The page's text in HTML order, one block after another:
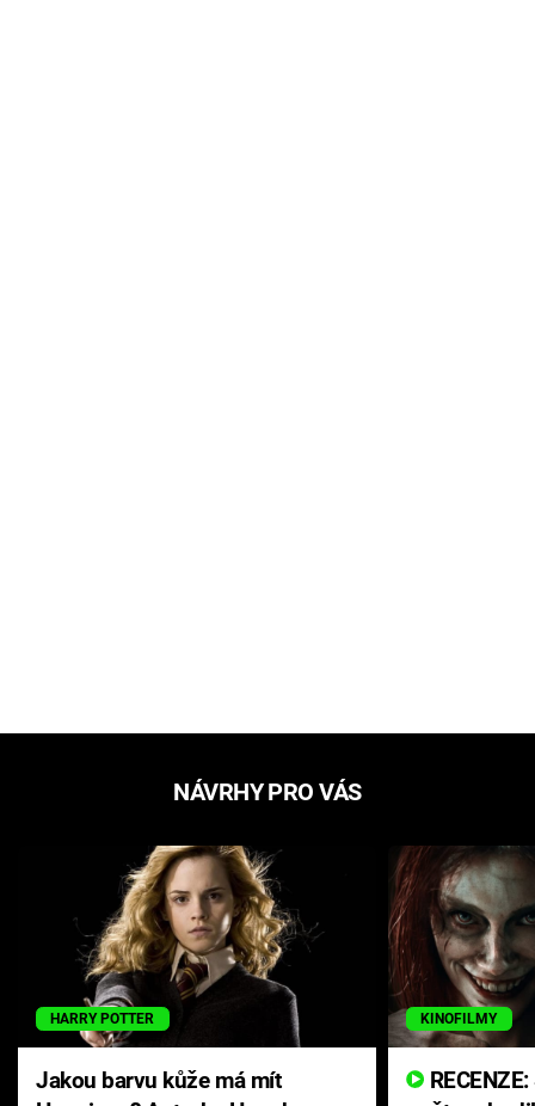
NÁVRHY PRO VÁS
HARRY POTTER
Jakou barvu kůže má mít
KINOFILMY